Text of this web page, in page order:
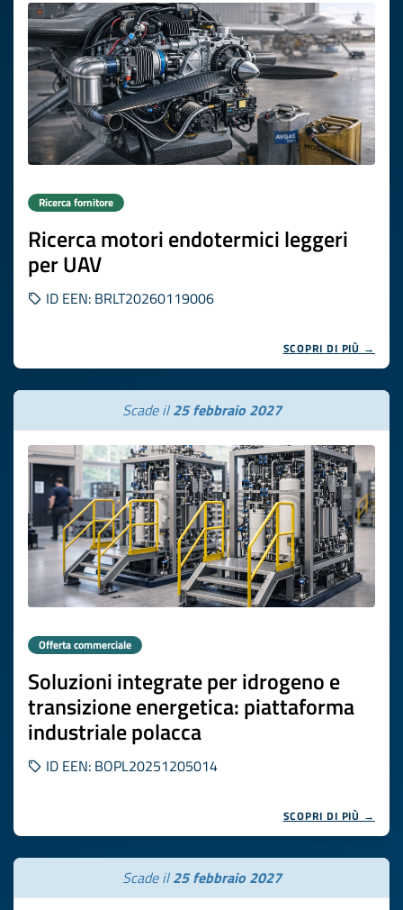
Ricerca fornitore
Ricerca motori endotermici leggeri
per UAV
ID EEN: BRLT20260119006
SCOPRI DI PIÙ →
Scade il25 febbraio 2027
Offerta commerciale
Soluzioni integrate per idrogeno e
transizione energetica: piattaforma
industriale polacca
ID EEN: BOPL20251205014
SCOPRI DI PIÙ →
Scade il25 febbraio 2027